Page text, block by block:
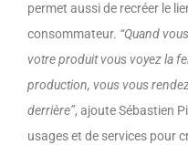
permet aussi de recréer le
consommateur. “Quand
votre produit vous voyez la
production, vous vous
derrière”, ajoute Sébastien
usages et de services pour